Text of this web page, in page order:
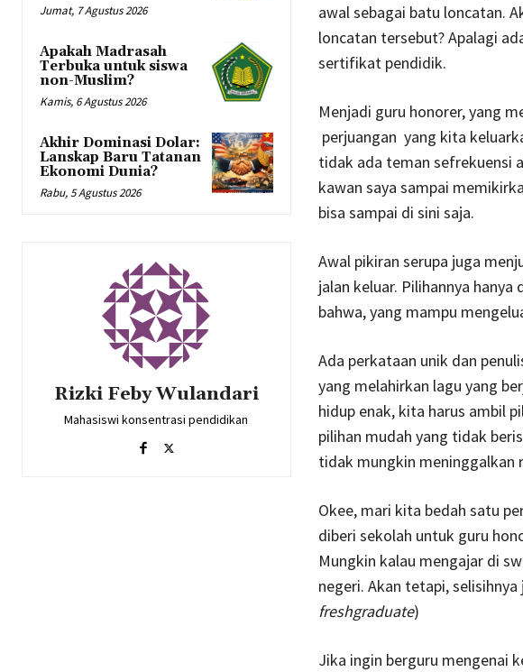
Jumat, 7 Agustus 2026
Apakah Madrasah
Terbuka untuk siswa
non-Muslim?
Kamis, 6 Agustus 2026
Akhir Dominasi Dolar:
Lanskap Baru Tatanan
Ekonomi Dunia?
Rabu, 5 Agustus 2026
Rizki Feby Wulandari
Mahasiswi konsentrasi pendidikan
awal sebagai batu loncatan.
loncatan tersebut? Apalagi
sertifikat pendidik.
Menjadi guru honorer, yang
perjuangan yang kita
tidak ada teman sefrekuensi
kawan saya sampai
bisa sampai di sini saja.
Awal pikiran serupa juga
jalan keluar. Pilihannya
bahwa, yang mampu
Ada perkataan unik dan
yang melahirkan lagu yang
hidup enak, kita harus ambil
pilihan mudah yang tidak
tidak mungkin meninggalkan
Okee, mari kita bedah satu
diberi sekolah untuk guru
Mungkin kalau mengajar di
negeri. Akan tetapi,
freshgraduate)
Jika ingin berguru mengenai